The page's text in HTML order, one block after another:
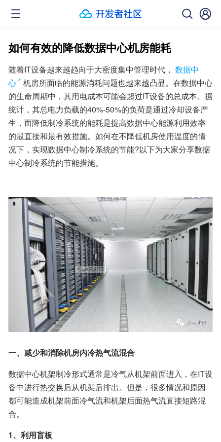
如何有效的降低数据中心机房能耗
随着IT设备越来越趋向于大密度集中管理时代， 数据中
心
机房所面临的能源消耗问题也越来越凸显。在数据中心
的生命周期中，其用电成本可能会超过IT设备的总成本。据
统计，其总电力负载的40%-50%的负荷是通过冷却设备产
生，而降低制冷系统的能耗是提高数据中心能源利用效率
的最直接和最有效措施。如何在不降低机房使用温度的情
况下，实现数据中心制冷系统的节能?以下为大家分享数据
中心制冷系统的节能措施。
一、减少和消除机房内冷热气流混合
数据中心机架制冷形式通常是冷气从机架前面进入，在IT设
备中进行热交换后从机架后排出。但是，很多情况和原因
都可能造成机架前面冷气流和机架后面热气流直接短路混
合。
1、利用盲板